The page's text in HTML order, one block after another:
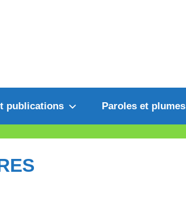
publications Paroles et plumes